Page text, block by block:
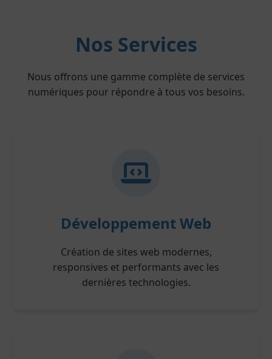
Nos Services
Nous offrons une gamme complète de services
numériques pour répondre à tous vos besoins.
Développement Web
Création de sites web modernes,
responsives et performants avec les
dernières technologies.